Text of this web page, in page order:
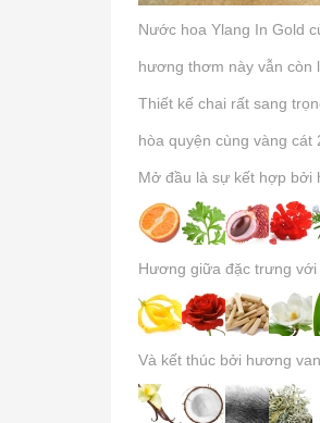
Nước hoa Ylang In Gold
hương thơm này vẫn còn
Thiết kế chai rất sang
hòa quyện cùng vàng
Mở đầu là sự kết hợp bởi
Hương giữa đặc trưng
Và kết thúc bởi hương